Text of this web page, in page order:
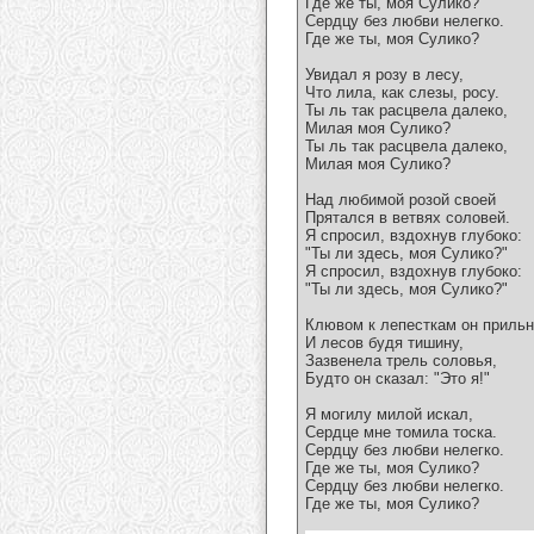
Сердцу без любви нелегко.
Где же ты, моя Сулико?
Увидал я розу в лесу,
Что лила, как слезы, росу.
Ты ль так расцвела далеко,
Милая моя Сулико?
Ты ль так расцвела далеко,
Милая моя Сулико?
Над любимой розой своей
Прятался в ветвях соловей.
Я спросил, вздохнув глубоко:
"Ты ли здесь, моя Сулико?"
Я спросил, вздохнув глубоко:
"Ты ли здесь, моя Сулико?"
Клювом к лепесткам он
И лесов будя тишину,
Зазвенела трель соловья,
Будто он сказал: "Это я!"
Я могилу милой искал,
Сердце мне томила тоска.
Сердцу без любви нелегко.
Где же ты, моя Сулико?
Сердцу без любви нелегко.
Где же ты, моя Сулико?